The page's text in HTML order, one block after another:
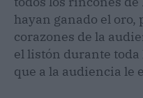
hayan ganado el oro,
corazones de la
el listón durante toda
que a la audiencia le